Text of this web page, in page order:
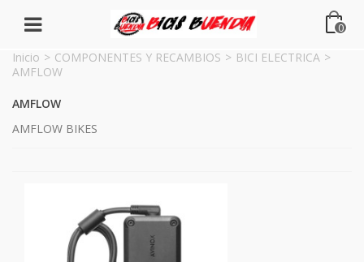
0
Inicio > COMPONENTES Y RECAMBIOS > BICI ELECTRICA >
AMFLOW
AMFLOW
AMFLOW BIKES